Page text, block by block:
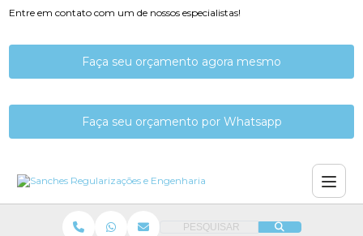
Entre em contato com um de nossos especialistas!
Faça seu orçamento agora mesmo
Faça seu orçamento por Whatsapp
PESQUISAR